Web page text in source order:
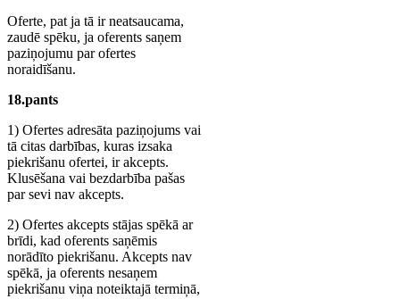
Oferte, pat ja tā ir neatsaucama,
zaudē spēku, ja oferents saņem
paziņojumu par ofertes
noraidīšanu.
18.pants
1) Ofertes adresāta paziņojums vai
tā citas darbības, kuras izsaka
piekrišanu ofertei, ir akcepts.
Klusēšana vai bezdarbība pašas
par sevi nav akcepts.
2) Ofertes akcepts stājas spēkā ar
brīdi, kad oferents saņēmis
norādīto piekrišanu. Akcepts nav
spēkā, ja oferents nesaņem
piekrišanu viņa noteiktajā termiņā,